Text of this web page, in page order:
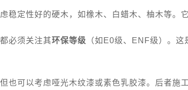
稳定性好的硬木，如橡木、白蜡木、柚木等。
必须关注其环保等级 （如E0级、ENF级）。
也可以考虑哑光木纹漆或素色乳胶漆。后者施